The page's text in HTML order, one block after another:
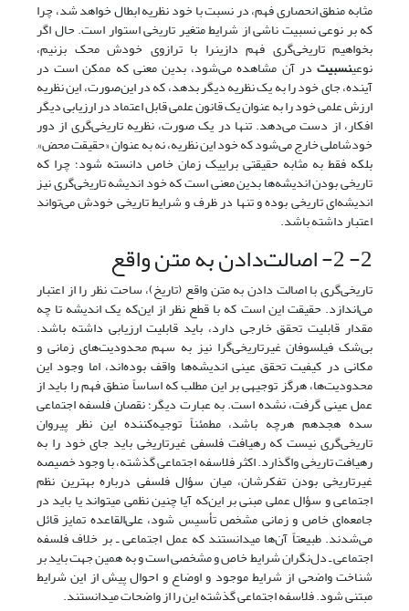
مثابه منطق انحصاری فهم، در نسبت با خود نظریه ابطال خواهد شد، چرا
که بر نوعی نسبیت ناشی از شرایط متغیر تاریخی استوار است. حال اگر
بخواهیم تاریخی‌گری فهم دازینرا با ترازوی خودش محک بزنیم،
نوعینسبیت در آن مشاهده می‌شود، بدین معنی که ممکن است در
آینده، جای خود را به یک نظریه دیگر بدهد، که در این‌صورت، این نظریه
ارزش علمی خود را به عنوان یک قانون علمی قابل اعتماد در ارزیابی دیگر
افکار، از دست می‌دهد. تنها در یک صورت، نظریه تاریخی‌گری از دور
خودشاملی خارج می‌شود که خود این نظریه، نه به عنوان «حقیقت محض»,
بلکه فقط به مثابه حقیقتی براییک زمان خاص دانسته شود؛ چرا که
تاریخی‌ بودن اندیشه‌ها بدین معنی است که خود اندیشه تاریخی‌گری نیز
اندیشه‌ای تاریخی بوده و تنها در ظرف و شرایط تاریخی خودش می‌تواند
اعتبار داشته باشد.
2- 2- اصالت‌دادن به متن واقع
تاریخی‌گری با اصالت دادن به متن واقع (تاریخ)، ساحت نظر را از اعتبار
می‌اندازد. حقیقت این است که با قطع نظر از این‌که یک اندیشه تا چه
مقدار قابلیت تحقق خارجی دارد، باید قابلیت ارزیابی داشته باشد.
بی‌شک فیلسوفان غیرتاریخی‌گرا نیز به سهم محدودیت‌های زمانی و
مکانی در کیفیت تحقق عینی اندیشه‌ها واقف بوده‌اند، اما وجود این
محدودیت‌ها، هرگز توجیهی بر این مطلب که اساساً منطق فهم را باید از
عمل عینی گرفت، نشده است. به عبارت دیگر؛ نقصان فلسفه اجتماعی
سده هجدهم هرچه باشد، مطمئناً توجیه‌کننده این نظر پیروان
تاریخی‌گری نیست که رهیافت فلسفی غیرتاریخی باید جای خود را به
رهیافت تاریخی واگذارد. اکثر فلاسفه اجتماعی گذشته، با وجود خصیصه
غیرتاریخی بودن تفکرشان، میان سؤال فلسفی درباره بهترین نظم
اجتماعی و سؤال عملی مبنی بر این‌که آیا چنین نظمی می­تواند یا باید در
جامعه‌ای خاص و زمانی مشخص تأسیس شود، علی‌القاعده تمایز قائل
می‌شدند. طبیعتاً آن‌ها می‏دانستند که عمل اجتماعی ـ بر خلاف فلسفه
اجتماعی ـ دل‌نگران شرایط خاص و مشخصی است و به همین جهت باید بر
شناخت واضحی از شرایط موجود و اوضاع و احوال پیش از این شرایط
مبتنی شود. فلاسفه اجتماعی گذشته این را از واضحات می‏دانستند.